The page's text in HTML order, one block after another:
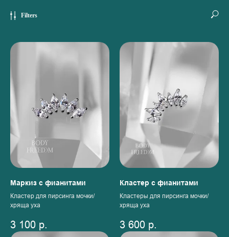
Filters
Маркиз с фианитами
Кластер для пирсинга мочки/
хряща уха
3 100 р.
Кластер с фианитами
Кластеры для пирсинга мочки/
хряща уха
3 600 р.